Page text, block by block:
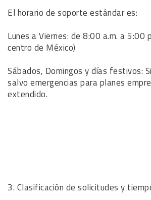
El horario de soporte estándar es:
Lunes a Viernes: de 8:00 a.m. a 5:00
centro de México)
Sábados, Domingos y días festivos:
salvo emergencias para planes
extendido.
3. Clasificación de solicitudes y